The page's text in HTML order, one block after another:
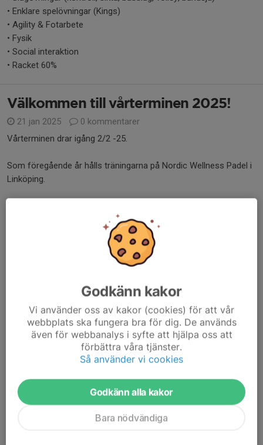
• Enklare spelövningar (Kings)
• Agility & Fotarbete
• Fysik
• Social interaktion
• Racket 60%
Välkommen till vårterminen 2025!
21 jan 2025
0 kommentarer
Vårterminen drar igång 2/2 -25.
Som föregående år hålls träningarna på Nordic Wellness Padel i
Linköping.
Padelskola 11 - Grön: Söndagar 11.00-12.30, Bana 1
Padelskola 11 - Gul: Söndagar 11....
Träning höstterminen 2023
Nu drar träningarna igång igen!
Observera att den nya tiden är 12:30-14:00 på Beach Arena
Träning höstterminen 2022
3 kommentarer
Godkänn kakor
Vi använder oss av kakor (cookies) för att vår
webbplats ska fungera bra för dig. De används
även för webbanalys i syfte att hjälpa oss att
förbättra våra tjänster.
Så använder vi cookies
Godkänn alla kakor
Bara nödvändiga